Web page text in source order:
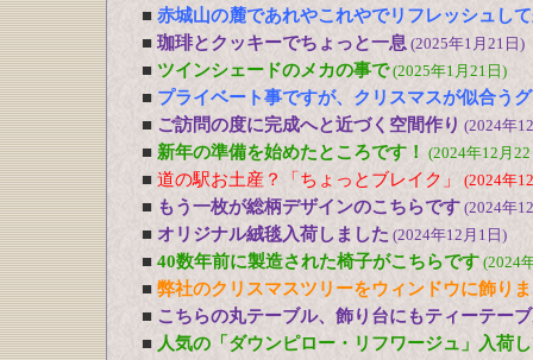
■ 赤城山の麓であれやこれやでリフレッシュし
■ 珈琲とクッキーでちょっと一息 (2025年1月21日)
■ ツインシェードのメカの事で(2025年1月21日)
■ プライベート事ですが、クリスマスが似合う
■ ご訪問の度に完成へと近づく空間作り (2024年
■ 新年の準備を始めたところです！ (2024年12月
■ 道の駅お土産？「ちょっとブレイク」 (2024年
■ もう一枚が総柄デザインのこちらです (2024年
■ オリジナル絨毯入荷しました (2024年12月1日)
■ 40数年前に製造された椅子がこちらです (2024
■ 弊社のクリスマスツリーをウィンドウに飾り
■ こちらの丸テーブル、飾り台にもティーテー
■ 人気の「ダウンピロー・リフワージュ」入荷